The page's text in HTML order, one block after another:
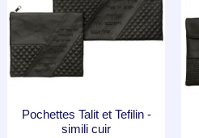
Pochettes Talit et Tefilin -
simili cuir